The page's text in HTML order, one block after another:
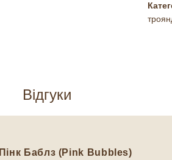
Відгуки
Пінк Баблз (Pink Bubbles)